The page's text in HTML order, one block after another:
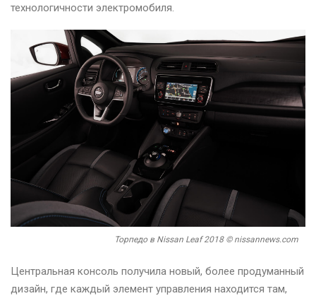
технологичности электромобиля.
Торпедо в Nissan Leaf 2018 © nissannews.com
Центральная консоль получила новый, более продуманный
дизайн, где каждый элемент управления находится там,